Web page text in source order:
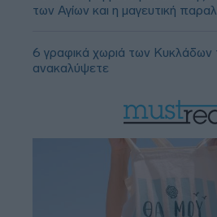
των Αγίων και η μαγευτική
6 γραφικά χωριά των Κυκλάδων
ανακαλύψετε